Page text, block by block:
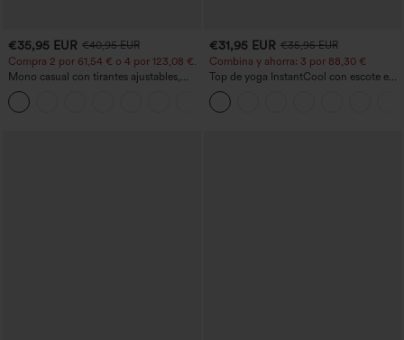
€35,95 EUR €40,95 EUR
Compra 2 por 61,54 € o 4 por 123,08 €.
Mono casual con tirantes ajustables,
fruncidos, pierna ancha, tejido jaspeado
y bolsillos - Easy Peezy
€31,95 EUR €35,95 EUR
Combina y ahorra: 3 por 88,30 €
Top de yoga InstantCool con escote en
U y bajo curvado - UPF50+